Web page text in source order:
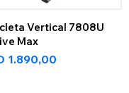
Vertical 7808U
Max
1.890,00